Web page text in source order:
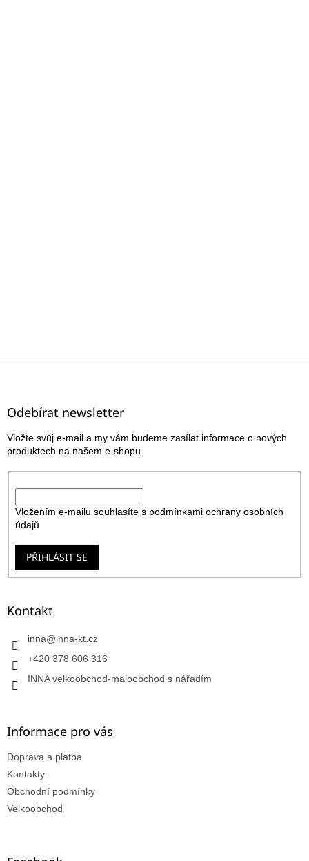
Z
Odebírat newsletter
Vložte svůj e-mail a my vám budeme zasílat informace o nových
produktech na našem e-shopu.
Vložením e-mailu souhlasíte s podmínkami ochrany osobních
údajů
PŘIHLÁSIT SE
Kontakt
inna@inna-kt.cz
+420 378 606 316
INNA velkoobchod-maloobchod s nářadím
Informace pro vás
Doprava a platba
Kontakty
Obchodní podmínky
Velkoobchod